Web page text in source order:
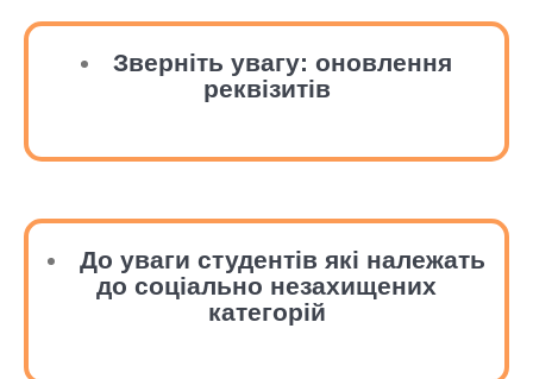
Зверніть увагу: оновлення
реквізитів
До уваги студентів які належать
до соціально незахищених
категорій